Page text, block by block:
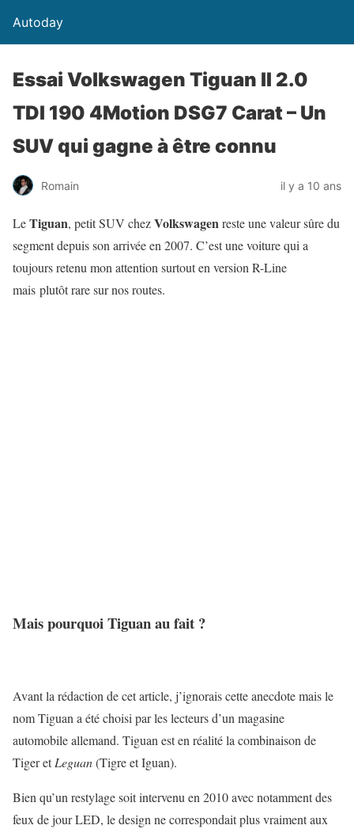
Autoday
Essai Volkswagen Tiguan II 2.0
TDI 190 4Motion DSG7 Carat – Un
SUV qui gagne à être connu
Romain il y a 10 ans
LeTiguan, petit SUV chezVolkswagenreste une valeur sûre du
segment depuis son arrivée en 2007. C’est une voiture qui a
toujours retenu mon attention surtout en version R-Line
mais plutôt rare sur nos routes.
Mais pourquoi Tiguan au fait ?
Avant la rédaction de cet article, j’ignorais cette anecdote mais le
nom Tiguan a été choisi par les lecteurs d’un magasine
automobile allemand. Tiguan est en réalité la combinaison de
Tiger etLeguan(Tigre et Iguan).
Bien qu’un restylage soit intervenu en 2010 avec notamment des
feux de jour LED, le design ne correspondait plus vraiment aux